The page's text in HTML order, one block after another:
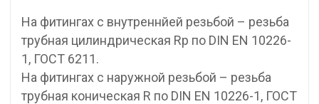
На фитингах с внутреннйей резьбой – резьба
трубная цилиндрическая Rp по DIN EN 10226-
1, ГОСТ 6211.
На фитингах с наружной резьбой – резьба
трубная коническая R по DIN EN 10226-1, ГОСТ